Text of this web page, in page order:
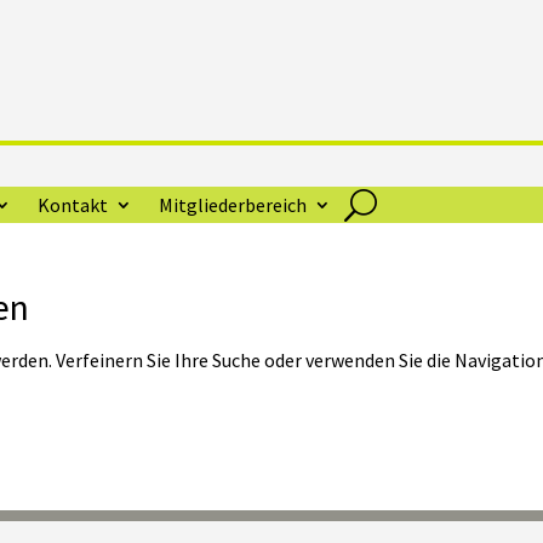
Kontakt Mitgliederbereich
Verfeinern Sie Ihre Suche oder verwenden Sie die